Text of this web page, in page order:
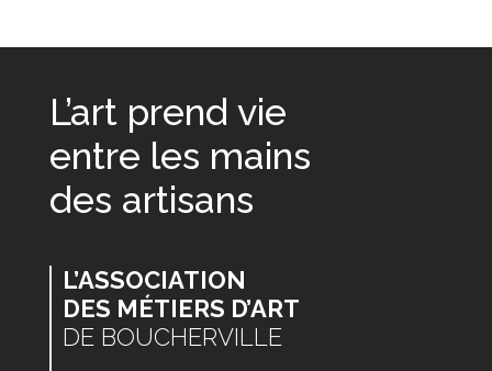
L’art prend vie
entre les mains
des artisans
L’ASSOCIATION
DES MÉTIERS D’ART
DE BOUCHERVILLE